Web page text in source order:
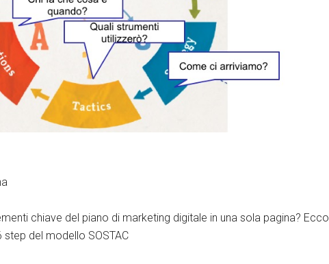
chiave del piano di marketing digitale in una sola pagina? Ecco
del modello SOSTAC